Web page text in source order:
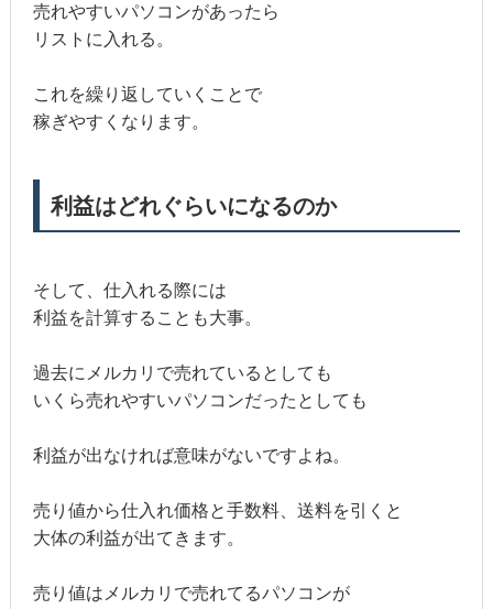
売れやすいパソコンがあったら
リストに入れる。
これを繰り返していくことで
稼ぎやすくなります。
利益はどれぐらいになるのか
そして、仕入れる際には
利益を計算することも大事。
過去にメルカリで売れているとしても
いくら売れやすいパソコンだったとしても
利益が出なければ意味がないですよね。
売り値から仕入れ価格と手数料、送料を引くと
大体の利益が出てきます。
売り値はメルカリで売れてるパソコンが